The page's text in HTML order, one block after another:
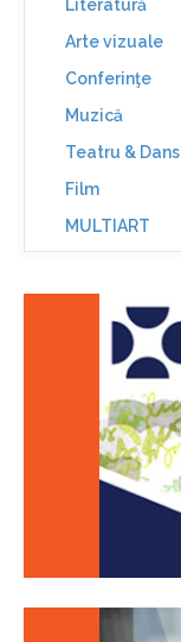
Literatură
Arte vizuale
Conferinţe
Muzică
Teatru & Dans
Film
MULTIART